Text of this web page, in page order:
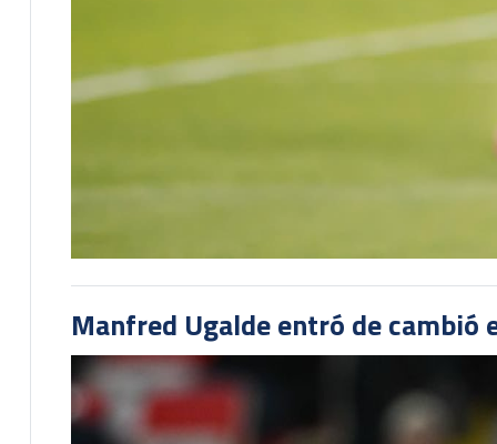
Manfred Ugalde entró de cambió